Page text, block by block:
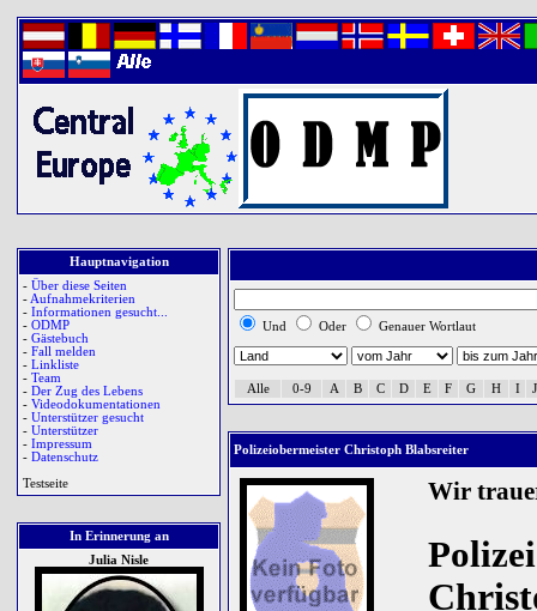
Hauptnavigation
- Über diese Seiten
- Aufnahmekriterien
- Informationen gesucht...
- ODMP
- Gästebuch
- Fall melden
- Linkliste
- Team
- Der Zug des Lebens
- Videodokumentationen
- Unterstützer gesucht
- Unterstützer
- Impressum
- Datenschutz
Testseite
In Erinnerung an
Julia Nisle
Und Oder Genauer Wortlaut
Alle 0-9 A B C D E F G H I J
Polizeiobermeister Christoph Blabsreiter
Wir